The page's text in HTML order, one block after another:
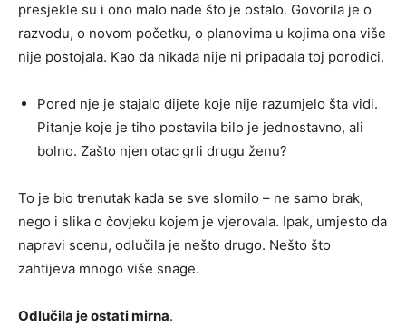
presjekle su i ono malo nade što je ostalo. Govorila je o
razvodu, o novom početku, o planovima u kojima ona više
nije postojala. Kao da nikada nije ni pripadala toj porodici.
Pored nje je stajalo dijete koje nije razumjelo šta vidi.
Pitanje koje je tiho postavila bilo je jednostavno, ali
bolno. Zašto njen otac grli drugu ženu?
To je bio trenutak kada se sve slomilo – ne samo brak,
nego i slika o čovjeku kojem je vjerovala. Ipak, umjesto da
napravi scenu, odlučila je nešto drugo. Nešto što
zahtijeva mnogo više snage.
Odlučila je ostati mirna.